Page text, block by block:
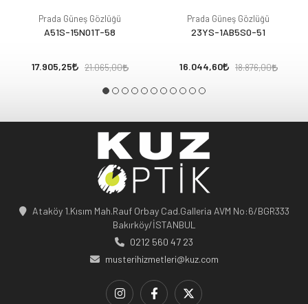
Prada Güneş Gözlüğü
A51S-15N01T-58
17.905,25 21.065,00
Prada Güneş Gözlüğü
23YS-1AB5S0-51
16.044,60 18.876,00
Ataköy 1.Kısım Mah.Rauf Orbay Cad.Galleria AVM No:6/BGR333
Bakırköy/İSTANBUL
0212 560 47 23
musterihizmetleri@kuz.com